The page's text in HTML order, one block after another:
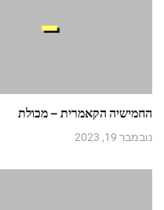
החמישיה הקאמרית – מכולת
נובמבר 19, 2023